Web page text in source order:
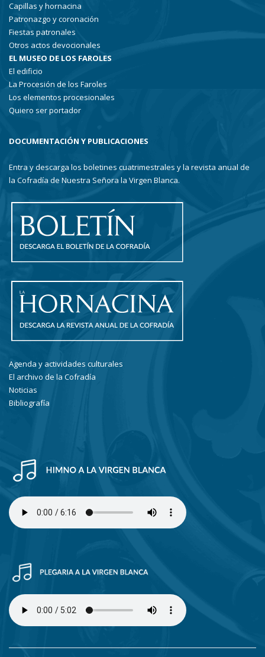
Capillas y hornacina
Patronazgo y coronación
Fiestas patronales
Otros actos devocionales
EL MUSEO DE LOS FAROLES
El edificio
La Procesión de los Faroles
Los elementos procesionales
Quiero ser portador
DOCUMENTACIÓN Y PUBLICACIONES
Entra y descarga los boletines cuatrimestrales y la revista anual de
la Cofradía de Nuestra Señora la Virgen Blanca.
Agenda y actividades culturales
El archivo de la Cofradía
Noticias
Bibliografía